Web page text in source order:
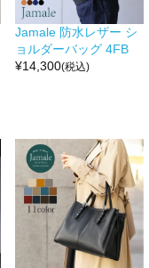
Jamale 防水レザー シ
ョルダーバッグ 4FB
¥14,300(税込)